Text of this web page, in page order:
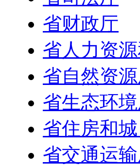
省财政厅
省人力资
省自然资
省生态环
省住房和
省交通运